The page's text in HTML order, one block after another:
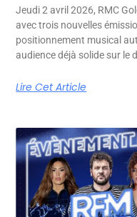
Jeudi 2 avril 2026, RMC
avec trois nouvelles
positionnement musical
audience déjà solide sur le
Lire Cet Article